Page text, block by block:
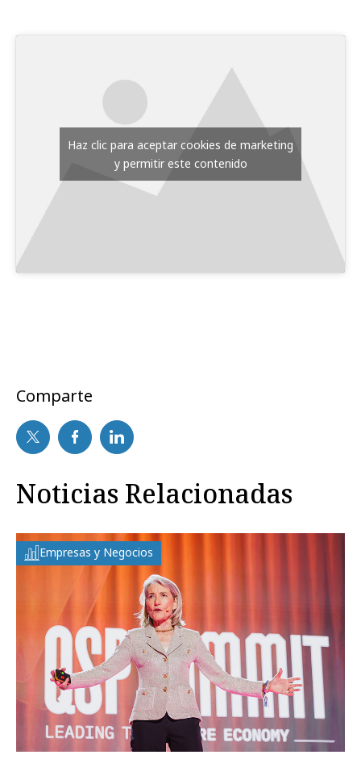
Haz clic para aceptar cookies de marketing
y permitir este contenido
Comparte
Noticias Relacionadas
Empresas y Negocios